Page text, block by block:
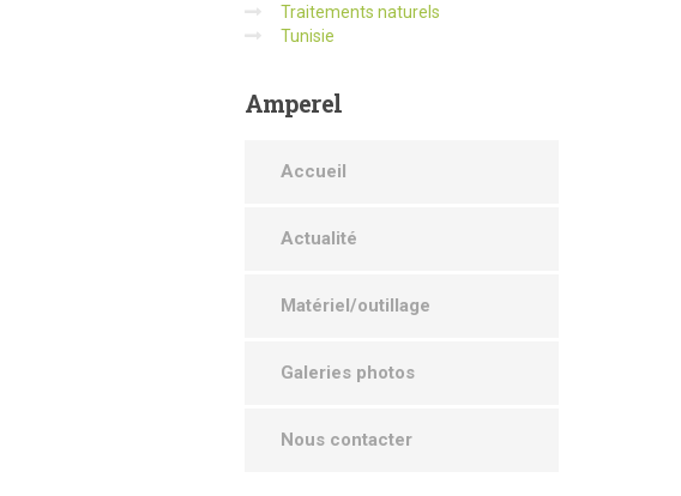
Traitements naturels
Tunisie
Amperel
Accueil
Actualité
Matériel/outillage
Galeries photos
Nous contacter